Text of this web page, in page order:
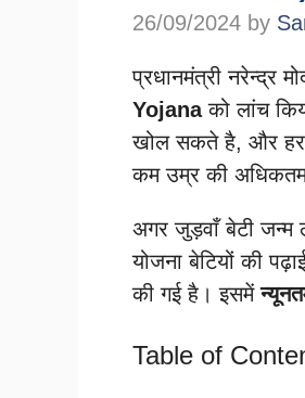
26/09/2024 by
प्रधानमंत्री नरेन्द्र
Yojanaको लांच
खोल सकते है, और
कम उम्र की
अगर जुड़वाँ बेटी जन्म
योजना बेटियों की
की गई है। इसमें
Table of